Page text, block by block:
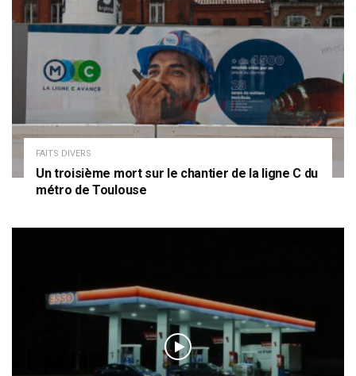
FAITS DIVERS
Un troisième mort sur le chantier de la ligne C du
métro de Toulouse